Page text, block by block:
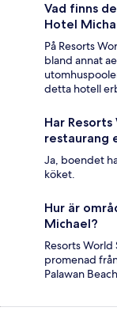
Vad finns
Hotel
På Resorts
bland annat
detta hotell
Har
restaurang
Ja, boendet
köket.
Hur är
Michael?
Resorts
promenad
Palawan